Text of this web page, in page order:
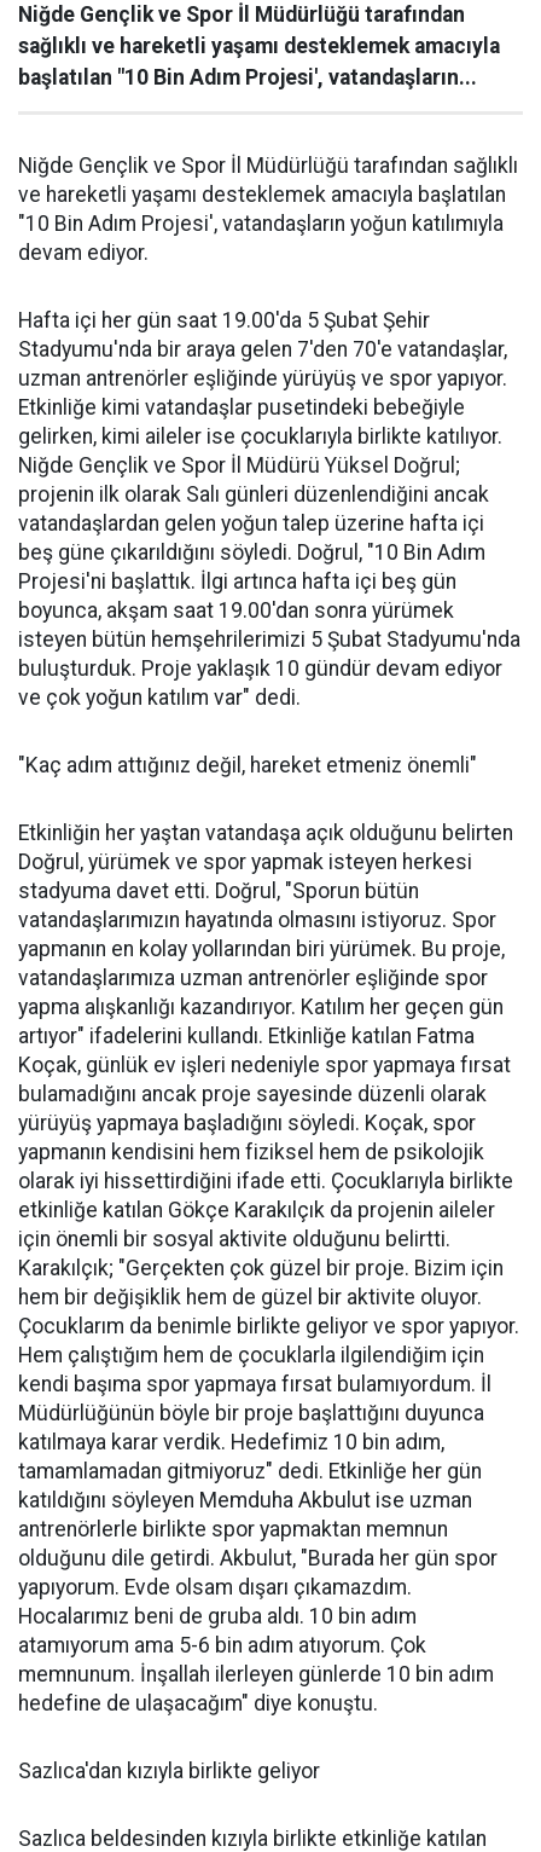
Niğde Gençlik ve Spor İl Müdürlüğü tarafından
sağlıklı ve hareketli yaşamı desteklemek amacıyla
başlatılan "10 Bin Adım Projesi', vatandaşların...
Niğde Gençlik ve Spor İl Müdürlüğü tarafından sağlıklı
ve hareketli yaşamı desteklemek amacıyla başlatılan
"10 Bin Adım Projesi', vatandaşların yoğun katılımıyla
devam ediyor.
Hafta içi her gün saat 19.00'da 5 Şubat Şehir
Stadyumu'nda bir araya gelen 7'den 70'e vatandaşlar,
uzman antrenörler eşliğinde yürüyüş ve spor yapıyor.
Etkinliğe kimi vatandaşlar pusetindeki bebeğiyle
gelirken, kimi aileler ise çocuklarıyla birlikte katılıyor.
Niğde Gençlik ve Spor İl Müdürü Yüksel Doğrul;
projenin ilk olarak Salı günleri düzenlendiğini ancak
vatandaşlardan gelen yoğun talep üzerine hafta içi
beş güne çıkarıldığını söyledi. Doğrul, "10 Bin Adım
Projesi'ni başlattık. İlgi artınca hafta içi beş gün
boyunca, akşam saat 19.00'dan sonra yürümek
isteyen bütün hemşehrilerimizi 5 Şubat Stadyumu'nda
buluşturduk. Proje yaklaşık 10 gündür devam ediyor
ve çok yoğun katılım var" dedi.
"Kaç adım attığınız değil, hareket etmeniz önemli"
Etkinliğin her yaştan vatandaşa açık olduğunu belirten
Doğrul, yürümek ve spor yapmak isteyen herkesi
stadyuma davet etti. Doğrul, "Sporun bütün
vatandaşlarımızın hayatında olmasını istiyoruz. Spor
yapmanın en kolay yollarından biri yürümek. Bu proje,
vatandaşlarımıza uzman antrenörler eşliğinde spor
yapma alışkanlığı kazandırıyor. Katılım her geçen gün
artıyor" ifadelerini kullandı. Etkinliğe katılan Fatma
Koçak, günlük ev işleri nedeniyle spor yapmaya fırsat
bulamadığını ancak proje sayesinde düzenli olarak
yürüyüş yapmaya başladığını söyledi. Koçak, spor
yapmanın kendisini hem fiziksel hem de psikolojik
olarak iyi hissettirdiğini ifade etti. Çocuklarıyla birlikte
etkinliğe katılan Gökçe Karakılçık da projenin aileler
için önemli bir sosyal aktivite olduğunu belirtti.
Karakılçık; "Gerçekten çok güzel bir proje. Bizim için
hem bir değişiklik hem de güzel bir aktivite oluyor.
Çocuklarım da benimle birlikte geliyor ve spor yapıyor.
Hem çalıştığım hem de çocuklarla ilgilendiğim için
kendi başıma spor yapmaya fırsat bulamıyordum. İl
Müdürlüğünün böyle bir proje başlattığını duyunca
katılmaya karar verdik. Hedefimiz 10 bin adım,
tamamlamadan gitmiyoruz" dedi. Etkinliğe her gün
katıldığını söyleyen Memduha Akbulut ise uzman
antrenörlerle birlikte spor yapmaktan memnun
olduğunu dile getirdi. Akbulut, "Burada her gün spor
yapıyorum. Evde olsam dışarı çıkamazdım.
Hocalarımız beni de gruba aldı. 10 bin adım
atamıyorum ama 5-6 bin adım atıyorum. Çok
memnunum. İnşallah ilerleyen günlerde 10 bin adım
hedefine de ulaşacağım" diye konuştu.
Sazlıca'dan kızıyla birlikte geliyor
Sazlıca beldesinden kızıyla birlikte etkinliğe katılan